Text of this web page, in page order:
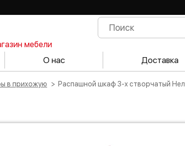
мебели
О нас Доставка
в прихожую Распашной шкаф 3-х створчатый